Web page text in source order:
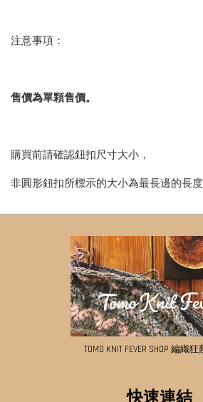
注意事項：
售價為單顆售價。
購買前請確認鈕扣尺寸大小，
非圓形鈕扣所標示的大小為最長邊的長度
TOMO KNIT FEVER SHOP 編織